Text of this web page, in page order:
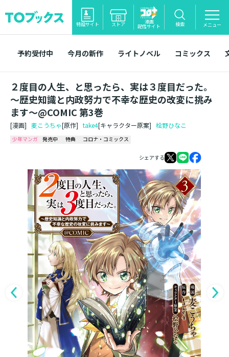
特設サイト ストア 漫画
配信サイト 検索 メニュー
予約受付中 今月の新作 ライトノベル コミックス
２度目の人生、と思ったら、実は３度目だった。
～歴史知識と内政努力で不幸な歴史の改変に挑み
ます～@COMIC 第3巻
[漫画] 麦こうちゃ[原作]take4[キャラクター原案] 桧野ひなこ
少年マンガ 発売中 特典 コロナ・コミックス
シェアする